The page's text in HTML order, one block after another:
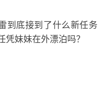
到底接到了什么新任
凭妹妹在外漂泊吗？